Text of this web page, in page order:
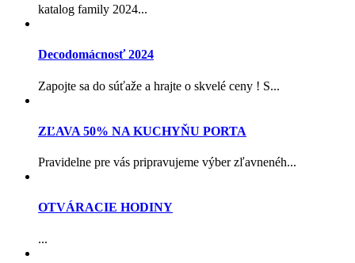
katalog family 2024...
Decodomácnosť 2024
Zapojte sa do súťaže a hrajte o skvelé ceny ! S...
ZĽAVA 50% NA KUCHYŇU PORTA
Pravidelne pre vás pripravujeme výber zľavnenéh...
OTVÁRACIE HODINY
...